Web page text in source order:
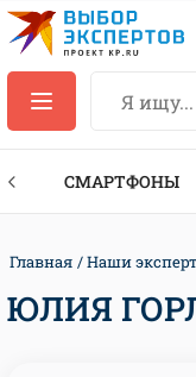
СМАРТФОНЫ
Главная Наши
ЮЛИЯ